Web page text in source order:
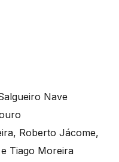
Nave
Roberto Jácome,
Tiago Moreira